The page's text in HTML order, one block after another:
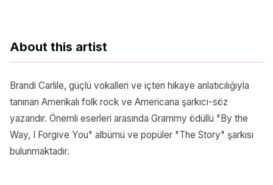
About this artist
Brandi Carlile, güçlü vokalleri ve içten hikaye anlatıcılığıyla
tanınan Amerikalı folk rock ve Americana şarkıcı-söz
yazarıdır. Önemli eserleri arasında Grammy ödüllü "By the
Way, I Forgive You" albümü ve popüler "The Story" şarkısı
bulunmaktadır.